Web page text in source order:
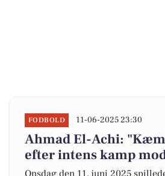
FODBOLD 11-06-2025 23:30
Ahmad El-Achi:
efter intens kamp
Onsdag den 11. juni 2025